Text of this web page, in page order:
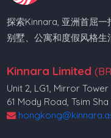
探索Kinnara, 亚洲首屈
别墅、公寓和度假风格生
Kinnara Limited
Unit 2, LG1, Mirror Tower
61 Mody Road, Tsim